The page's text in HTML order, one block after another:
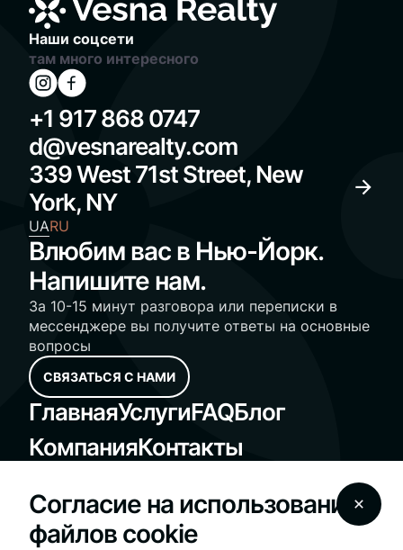
Наши соцсети
там много интересного
+1 917 868 0747
d@vesnarealty.com
339 West 71st Street, New
York, NY
UARU
Влюбим вас в Нью-Йорк.
Напишите нам.
За 10-15 минут разговора или переписки в
мессенджере вы получите ответы на основные
вопросы
СВЯЗАТЬСЯ С НАМИ
ГлавнаяУслугиFAQБлог
КомпанияКонтакты
Fair Housing Notice
© 2025 Vesna Realty - vesnarealty.com | License
#10991236030 | All Rights Reserved
Согласие на использование
файлов cookie
Мы используем файлы cookie на нашем сайте,